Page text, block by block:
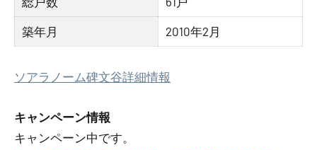
築年月 2010年2月
ソアラノーム碑文谷詳細情報
キャンペーン情報
キャンペーン中です。